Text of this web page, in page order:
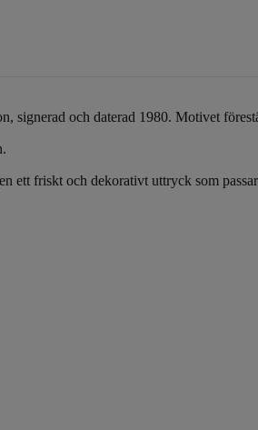
signerad och daterad 1980. Motivet
ett friskt och dekorativt uttryck som